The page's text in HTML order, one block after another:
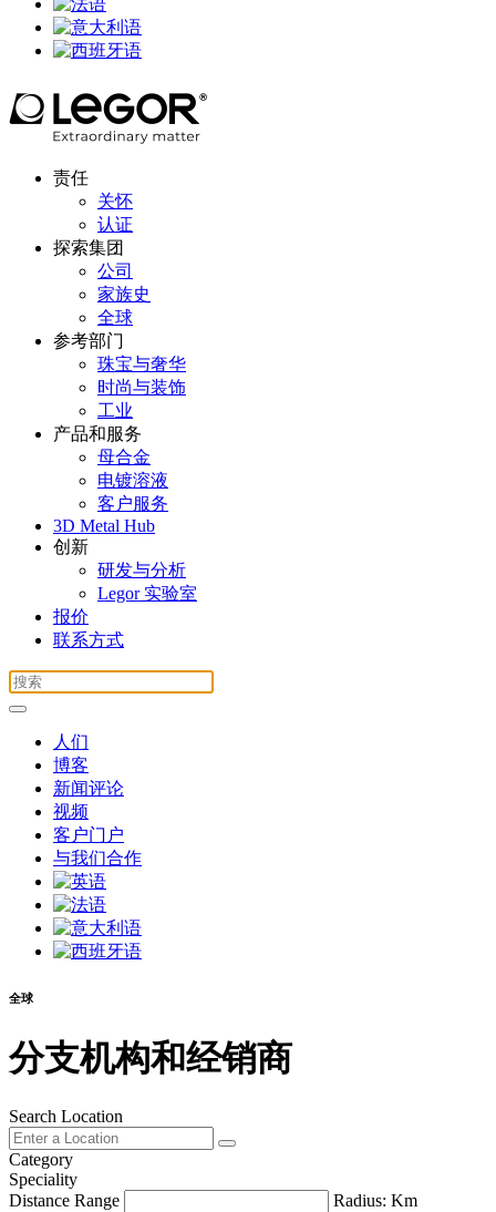
责任
关怀
认证
探索集团
公司
家族史
全球
参考部门
珠宝与奢华
时尚与装饰
工业
产品和服务
母合金
电镀溶液
客户服务
3D Metal Hub
创新
研发与分析
Legor 实验室
报价
联系方式
人们
博客
新闻评论
视频
客户门户
与我们合作
全球
分支机构和经销商
Search Location
Category
Speciality
Distance Range
Radius: Km